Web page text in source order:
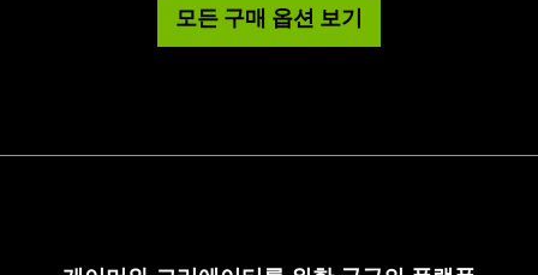
모든 구매 옵션 보기